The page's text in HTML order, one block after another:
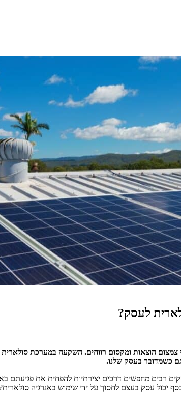
לעסק?
צמצום הוצאות ומקסום רווחים. השקעה במערכת
גם כשמדובר בעסק שלנו.
רבים מחפשים דרכים יצירתיות להפחית את פגיעתם
עסק בעצם לחסוך על ידי שימוש באנרגיה